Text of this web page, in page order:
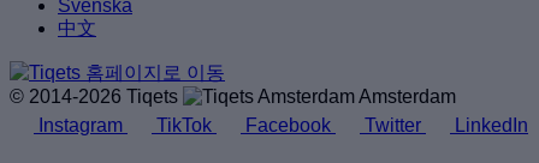
Svenska
中文
© 2014-2026 Tiqets
Amsterdam
Instagram
TikTok Facebook Twitter LinkedIn